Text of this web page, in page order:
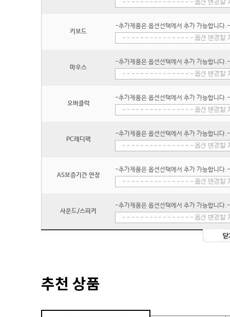
키보드
-추가제품은 옵션선택에서 추가 가능합니다.-
마우스
-추가제품은 옵션선택에서 추가 가능합니다.-
오버클럭
-추가제품은 옵션선택에서 추가 가능합니다.-
PC레디팩
-추가제품은 옵션선택에서 추가 가능합니다.-
AS보증기간 연장
-추가제품은 옵션선택에서 추가 가능합니다.-
사운드/스피커
-추가제품은 옵션선택에서 추가 가능합니다.-
추천 상품